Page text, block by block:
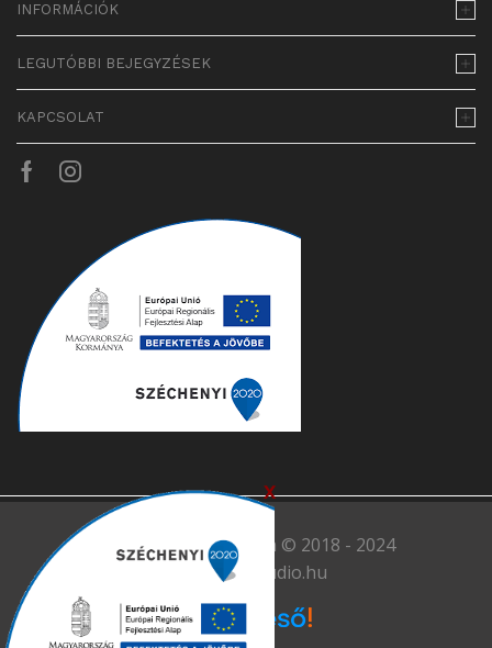
INFORMÁCIÓK
LEGUTÓBBI BEJEGYZÉSEK
KAPCSOLAT
FacebookInstagram
Minden jog fen tartva © 2018 - 2024
haloszobastudio.hu
x